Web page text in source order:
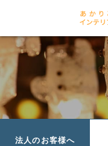
法人のお客様へ